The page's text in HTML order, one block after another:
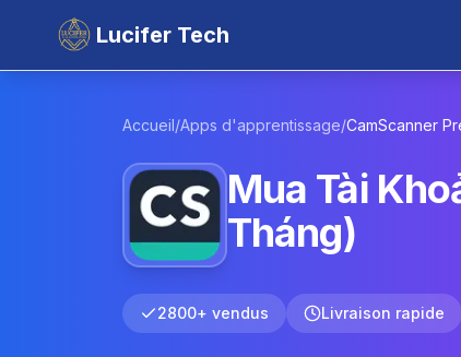
Lucifer Tech
Accueil/Apps d'apprentissage/CamScanner
Mua Tài
Tháng)
2800+ vendus Livraison rapide